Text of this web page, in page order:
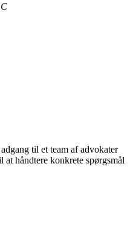
til et team af advokater
håndtere konkrete spørgsmål